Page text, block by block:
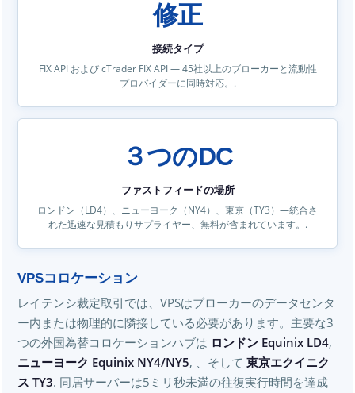
修正
接続タイプ
FIX API および cTrader FIX API — 45社以上のブローカーと流動性
プロバイダーに同時対応。.
３つのDC
ファストフィードの場所
ロンドン（LD4）、ニューヨーク（NY4）、東京（TY3）—統合さ
れた迅速な見積もりサプライヤー、無料が含まれています。.
VPSコロケーション
レイテンシ裁定取引では、VPSはブローカーのデータセンタ
ー内または物理的に隣接している必要があります。主要な3
つの外国為替コロケーションハブは ロンドン Equinix LD4,
ニューヨーク Equinix NY4/NY5, 、そして 東京エクイニク
ス TY3. 同居サーバーは5ミリ秒未満の往復実行時間を達成